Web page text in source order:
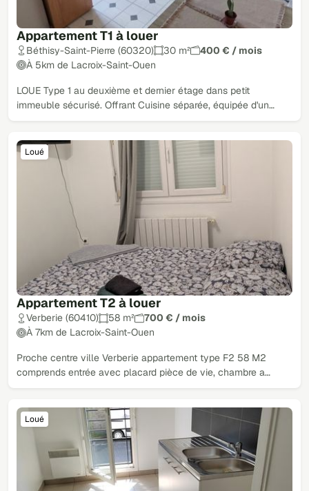
Appartement T1 à louer
Béthisy-Saint-Pierre (60320) 30 m²
400 € / mois
À 5km de Lacroix-Saint-Ouen
LOUE Type 1 au deuxième et dernier étage dans petit
immeuble sécurisé. Offrant Cuisine séparée, équipée d'un…
Appartement T2 à louer
Loué
Verberie (60410) 58 m²
700 € / mois
À 7km de Lacroix-Saint-Ouen
Proche centre ville Verberie appartement type F2 58 M2
comprends entrée avec placard pièce de vie, chambre a…
Loué